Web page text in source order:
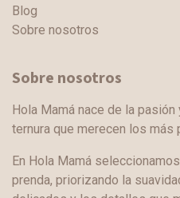
Blog
Sobre nosotros
Sobre nosotros
Hola Mamá nace de la
ternura que merecen los más
En Hola Mamá
prenda, priorizando la